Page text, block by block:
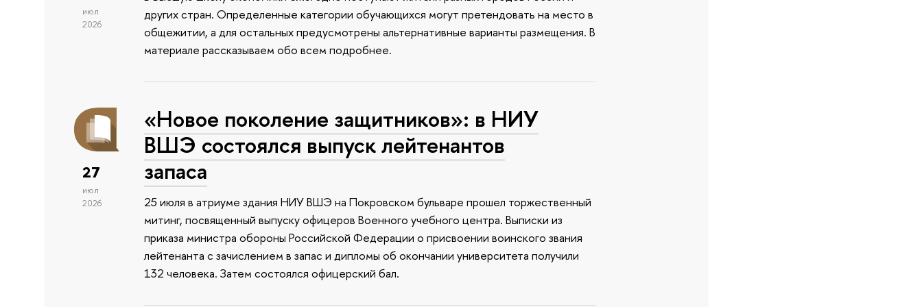
июл
2026
других стран. Определенные категории обучающихся могут претендовать на место в
общежитии, а для остальных предусмотрены альтернативные варианты размещения. В
материале рассказываем обо всем подробнее.
27
июл
2026
«Новое поколение защитников»: в НИУ
ВШЭ состоялся выпуск лейтенантов
запаса
25 июля в атриуме здания НИУ ВШЭ на Покровском бульваре прошел торжественный
митинг, посвященный выпуску офицеров Военного учебного центра. Выписки из
приказа министра обороны Российской Федерации о присвоении воинского звания
лейтенанта с зачислением в запас и дипломы об окончании университета получили
132 человека. Затем состоялся офицерский бал.